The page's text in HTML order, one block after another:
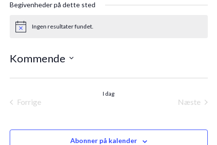
Begivenheder på dette sted
NoticeIngen resultater fundet.
Kommende
Vælg
Forrige
I dag
Næste
Abonner på kalender